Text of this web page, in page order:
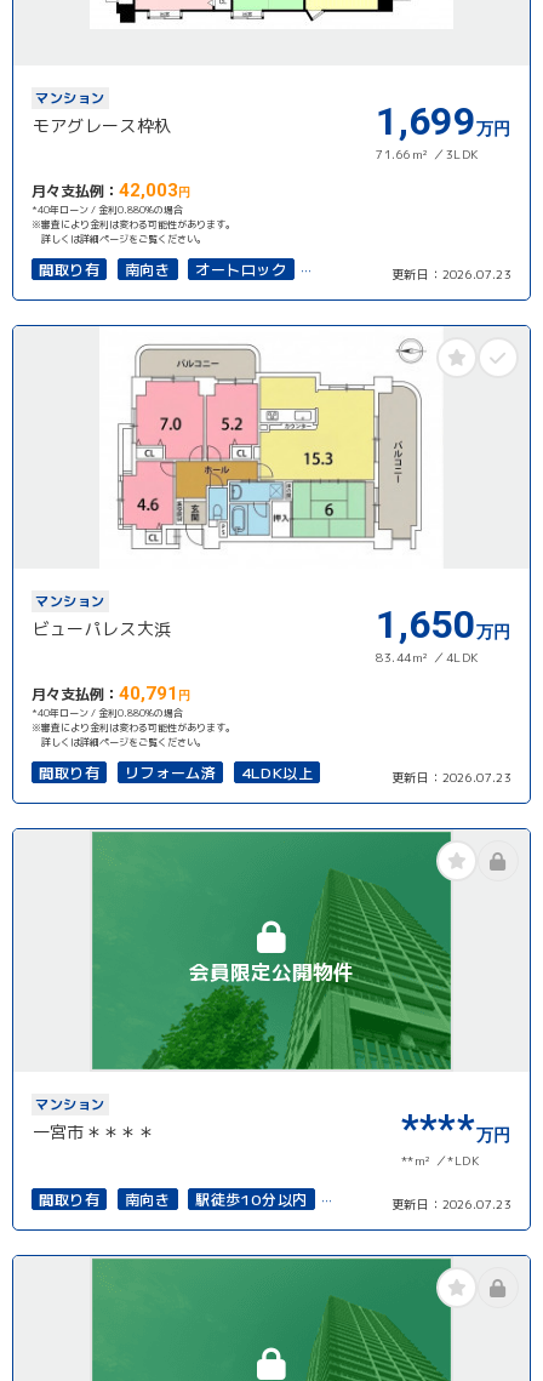
マンション
モアグレース枠杁 1,699万円
71.66m² 3LDK
月々支払例： 42,003 円
*40年ローン / 金利0.880%の場合
※審査により金利は変わる可能性があります。
詳しくは詳細ページをご覧ください。
間取り有 南向き
オートロック
更新日： 2026.07.23
マンション
ビューパレス大浜 1,650万円
83.44m² 4LDK
月々支払例： 40,791 円
*40年ローン / 金利0.880%の場合
※審査により金利は変わる可能性があります。
詳しくは詳細ページをご覧ください。
間取り有 リフォーム済 4LDK以上 更新日： 2026.07.23
会員限定公開物件
マンション
一宮市＊＊＊＊ ****万円
**m² *LDK
間取り有 南向き
駅徒歩10分以内
更新日： 2026.07.23